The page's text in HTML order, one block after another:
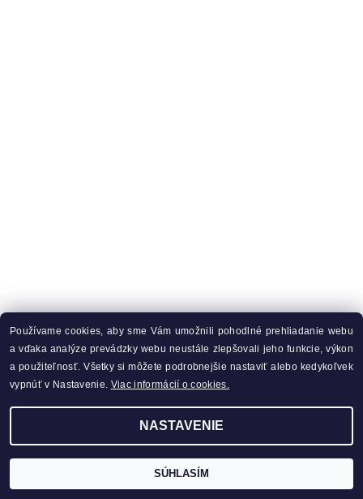
Používame cookies, aby sme Vám umožnili pohodlné prehliadanie webu
a vďaka analýze prevádzky webu neustále zlepšovali jeho funkcie, výkon
a použiteľnosť. Všetky si môžete podrobnejšie nastaviť alebo kedykoľvek
vypnúť v Nastavenie. Viac informácií o cookies.
NASTAVENIE
SÚHLASÍM